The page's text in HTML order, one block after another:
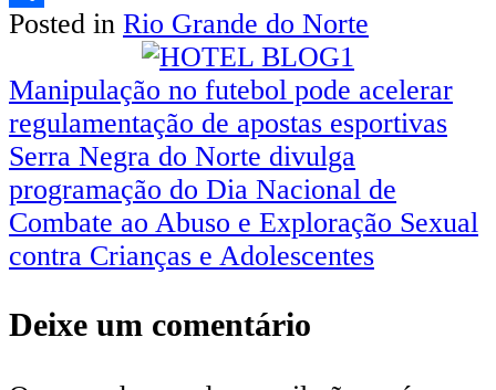
Share
Posted in Rio Grande do Norte
Navegação
de
Post
Manipulação no futebol pode acelerar
regulamentação de apostas esportivas
Serra Negra do Norte divulga
programação do Dia Nacional de
Combate ao Abuso e Exploração Sexual
contra Crianças e Adolescentes
Deixe um comentário